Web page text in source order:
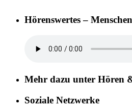
Hörenswertes –
Mehr dazu unter Hören
Soziale Netzwerke